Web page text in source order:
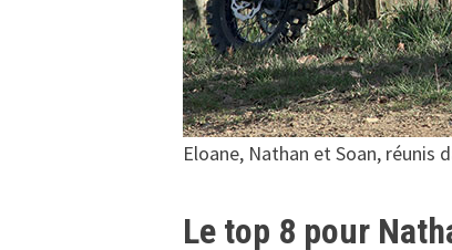
Eloane, Nathan et Soan, réunis
Le top 8 pour